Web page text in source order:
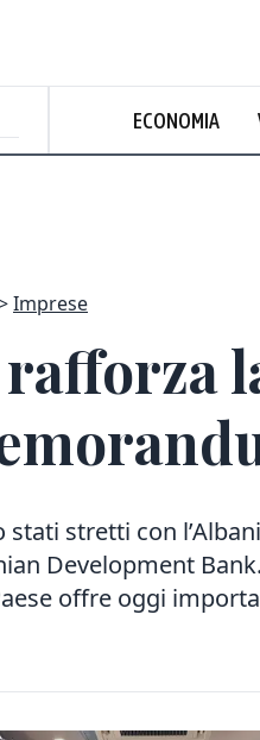
ECONOMIA
Imprese
stati stretti con
Development
offre oggi